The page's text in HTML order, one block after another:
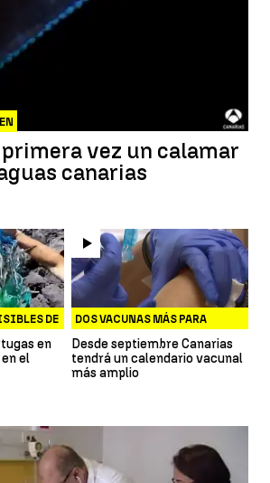
vez un calamar
canarias
DE
en
el
DOS VACUNAS MÁS PARA
MENINGITIS
Desde septiembre Canarias
tendrá un calendario vacunal
más amplio